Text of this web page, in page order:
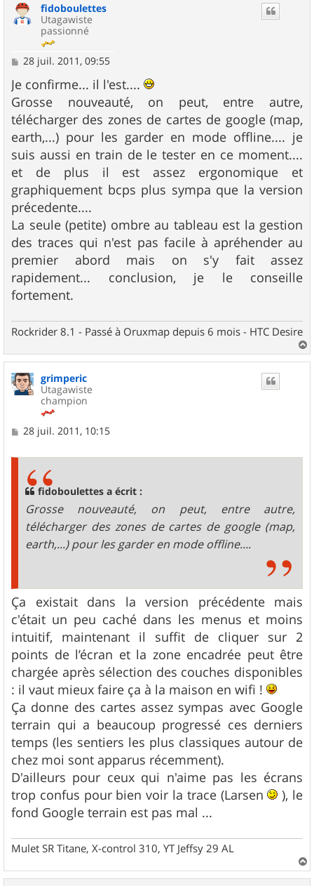
fidoboulettes
Utagawiste
passionné
M
s
s
a
g
e
28 juil. 2011, 09:55
Je confirme... il l'est....
Grosse nouveauté, on peut, entre autre,
télécharger des zones de cartes de google (map,
earth,...) pour les garder en mode offline.... je
suis aussi en train de le tester en ce moment....
et de plus il est assez ergonomique et
graphiquement bcps plus sympa que la version
précedente....
La seule (petite) ombre au tableau est la gestion
des traces qui n'est pas facile à apréhender au
premier abord mais on s'y fait assez
rapidement... conclusion, je le conseille
fortement.
Rockrider 8.1 - Passé à Oruxmap depuis 6 mois - HTC Desire
a
u
grimperic
Utagawiste
champion
M
28 juil. 2011, 10:15
fidoboulettes a écrit :
Grosse nouveauté, on peut, entre autre,
télécharger des zones de cartes de google (map,
earth,...) pour les garder en mode offline....
Ça existait dans la version précédente mais
c'était un peu caché dans les menus et moins
intuitif, maintenant il suffit de cliquer sur 2
points de l’écran et la zone encadrée peut être
chargée après sélection des couches disponibles
: il vaut mieux faire ça à la maison en wifi !
Ça donne des cartes assez sympas avec Google
terrain qui a beaucoup progressé ces derniers
temps (les sentiers les plus classiques autour de
chez moi sont apparus récemment).
D'ailleurs pour ceux qui n'aime pas les écrans
trop confus pour bien voir la trace (Larsen
), le
fond Google terrain est pas mal ...
Mulet SR Titane, X-control 310, YT Jeffsy 29 AL
a